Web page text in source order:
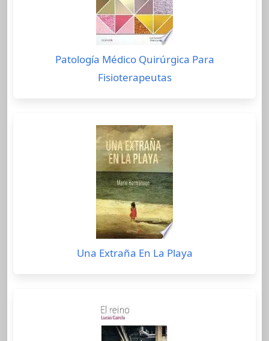
Patología Médico Quirúrgica Para
Fisioterapeutas
Una Extraña En La Playa